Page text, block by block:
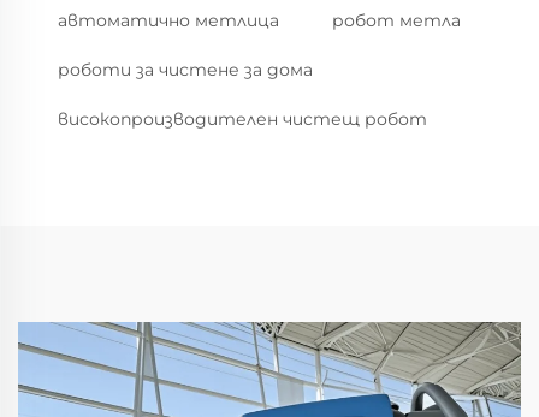
автоматично метлица робот метла
роботи за чистене за дома
високопроизводителен чистещ робот